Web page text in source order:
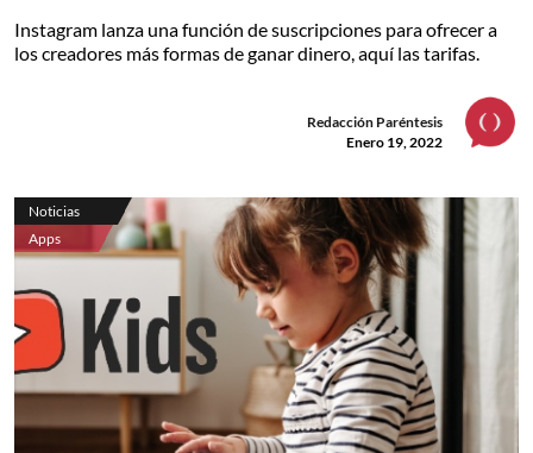
Instagram lanza una función de suscripciones para ofrecer a
los creadores más formas de ganar dinero, aquí las tarifas.
Redacción Paréntesis
Enero 19, 2022
Noticias
Apps